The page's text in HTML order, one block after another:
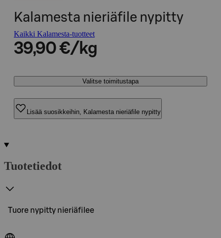
Kalamesta nieriäfile nypitty
Kaikki Kalamesta-tuotteet
39,90 €/kg
Valitse toimitustapa
Lisää suosikkeihin, Kalamesta nieriäfile nypitty
Tuotetiedot
Tuore nypitty nieriäfilee